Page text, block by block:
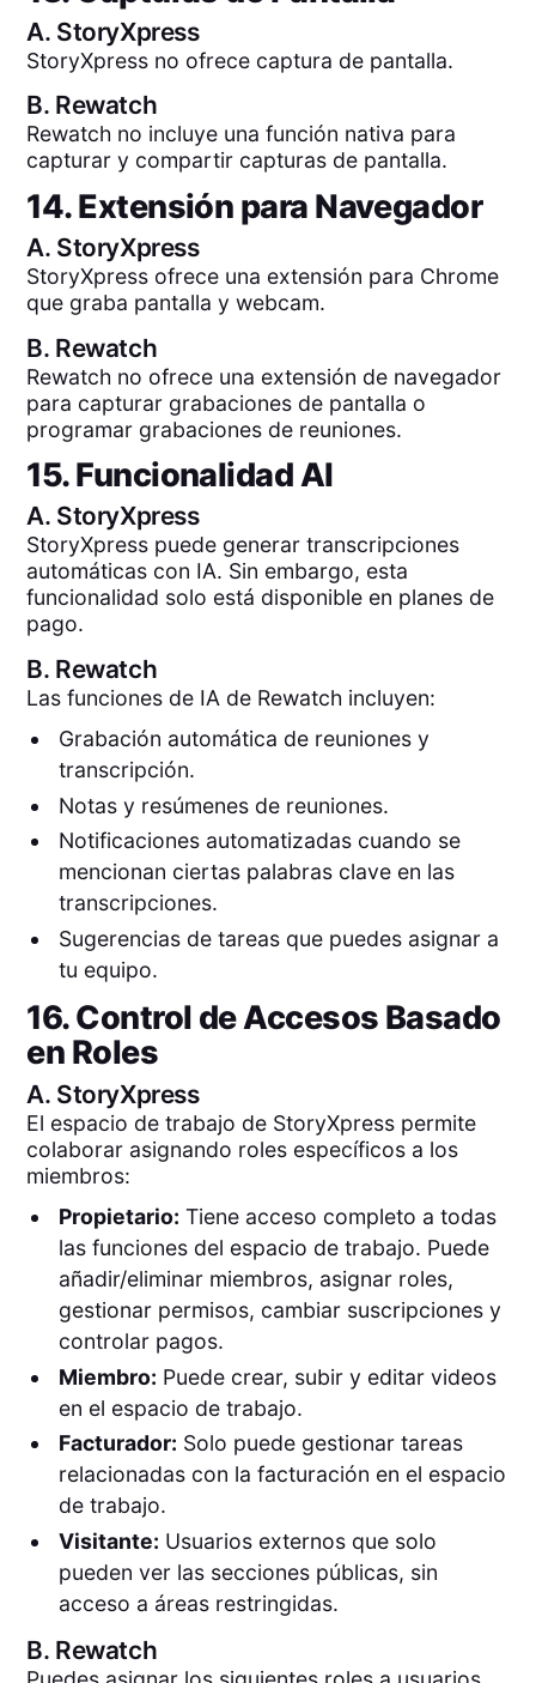
A. StoryXpress
StoryXpress no ofrece captura de pantalla.
B. Rewatch
Rewatch no incluye una función nativa para
capturar y compartir capturas de pantalla.
14. Extensión para Navegador
A. StoryXpress
StoryXpress ofrece una extensión para Chrome
que graba pantalla y webcam.
B. Rewatch
Rewatch no ofrece una extensión de navegador
para capturar grabaciones de pantalla o
programar grabaciones de reuniones.
15. Funcionalidad AI
A. StoryXpress
StoryXpress puede generar transcripciones
automáticas con IA. Sin embargo, esta
funcionalidad solo está disponible en planes de
pago.
B. Rewatch
Las funciones de IA de Rewatch incluyen:
Grabación automática de reuniones y
transcripción.
Notas y resúmenes de reuniones.
Notificaciones automatizadas cuando se
mencionan ciertas palabras clave en las
transcripciones.
Sugerencias de tareas que puedes asignar a
tu equipo.
16. Control de Accesos Basado
en Roles
A. StoryXpress
El espacio de trabajo de StoryXpress permite
colaborar asignando roles específicos a los
miembros:
Propietario: Tiene acceso completo a todas
las funciones del espacio de trabajo. Puede
añadir/eliminar miembros, asignar roles,
gestionar permisos, cambiar suscripciones y
controlar pagos.
Miembro: Puede crear, subir y editar videos
en el espacio de trabajo.
Facturador: Solo puede gestionar tareas
relacionadas con la facturación en el espacio
de trabajo.
Visitante: Usuarios externos que solo
pueden ver las secciones públicas, sin
acceso a áreas restringidas.
B. Rewatch